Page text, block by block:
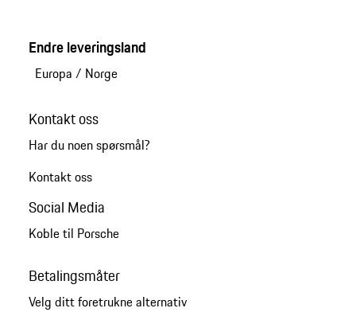
Endre leveringsland
Europa / Norge
Kontakt oss
Har du noen spørsmål?
Kontakt oss
Social Media
Koble til Porsche
Betalingsmåter
Velg ditt foretrukne alternativ